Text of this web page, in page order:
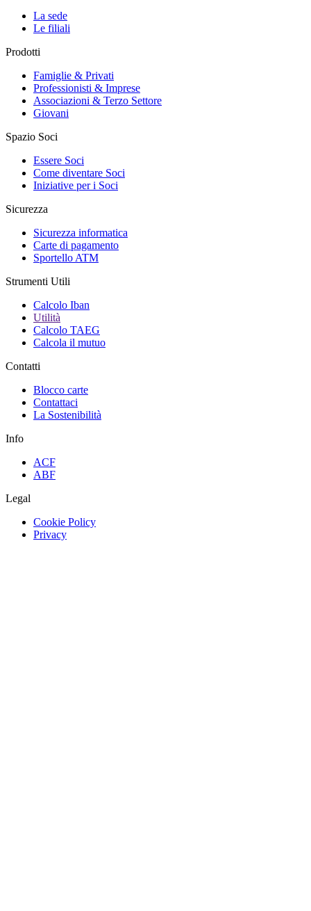
La sede
Le filiali
Prodotti
Famiglie & Privati
Professionisti & Imprese
Associazioni & Terzo Settore
Giovani
Spazio Soci
Essere Soci
Come diventare Soci
Iniziative per i Soci
Sicurezza
Sicurezza informatica
Carte di pagamento
Sportello ATM
Strumenti Utili
Calcolo Iban
Utilità
Calcolo TAEG
Calcola il mutuo
Contatti
Blocco carte
Contattaci
La Sostenibilità
Info
ACF
ABF
Legal
Cookie Policy
Privacy